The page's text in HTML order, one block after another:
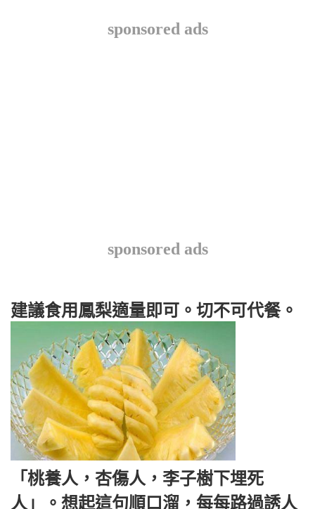
sponsored ads
sponsored ads
建議食用鳳梨適量即可。切不可代餐。
「桃養人，杏傷人，李子樹下埋死
人」。想起這句順口溜，每每路過誘人